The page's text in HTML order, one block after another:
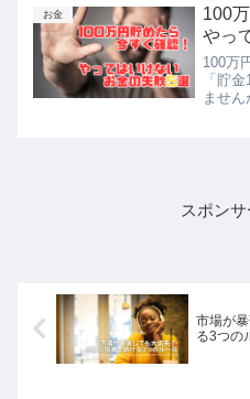
のガイ
レを
のイ
す。
お金
100
やっ
100万
「貯
ませ
スポン
市場が
る3つの